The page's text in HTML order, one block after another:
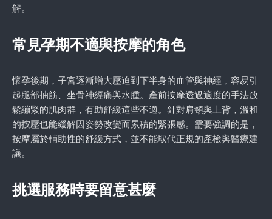
解。
常見孕期不適與按摩的角色
懷孕後期，子宮逐漸增大壓迫到下半身的血管與神經，容易引
起腿部抽筋、坐骨神經痛與水腫。產前按摩透過適度的手法放
鬆繃緊的肌肉群，有助舒緩這些不適。針對肩頸與上背，溫和
的按壓也能緩解因姿勢改變而累積的緊張感。需要強調的是，
按摩屬於輔助性的舒緩方式，並不能取代正規的產檢與醫療建
議。
挑選服務時要留意甚麼